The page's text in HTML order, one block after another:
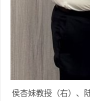
侯杏妹教授（右）、